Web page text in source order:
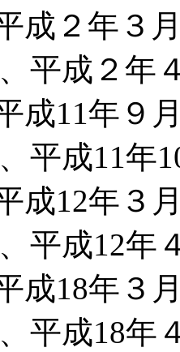
成２年３
平成２年
11年９
平成11年
12年３
平成12年
18年３
平成18年